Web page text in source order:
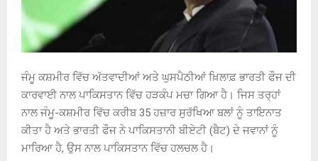
ਜੰਮੂ ਕਸ਼ਮੀਰ ਵਿੱਚ ਅੱਤਵਾਦੀਆਂ ਅਤੇ ਘੁਸਪੈਠੀਆਂ ਖ਼ਿਲਾਫ਼ ਭਾਰਤੀ ਫੌਜ ਦੀ
ਕਾਰਵਾਈ ਨਾਲ ਪਾਕਿਸਤਾਨ ਵਿੱਚ ਹੜਕੰਪ ਮਚਾ ਗਿਆ ਹੈ। ਜਿਸ ਤਰ੍ਹਾਂ
ਨਾਲ ਜੰਮੂ-ਕਸ਼ਮੀਰ ਵਿੱਚ ਕਰੀਬ 35 ਹਜ਼ਾਰ ਸੁਰੱਖਿਆ ਬਲਾਂ ਨੂੰ ਤਾਇਨਾਤ
ਕੀਤਾ ਹੈ ਅਤੇ ਭਾਰਤੀ ਫੌਜ ਨੇ ਪਾਕਿਸਤਾਨੀ ਬੀਏਟੀ (ਬੈਟ) ਦੇ ਜਵਾਨਾਂ ਨੂੰ
ਮਾਰਿਆ ਹੈ, ਉਸ ਨਾਲ ਪਾਕਿਸਤਾਨ ਵਿੱਚ ਹਲਚਲ ਹੈ।